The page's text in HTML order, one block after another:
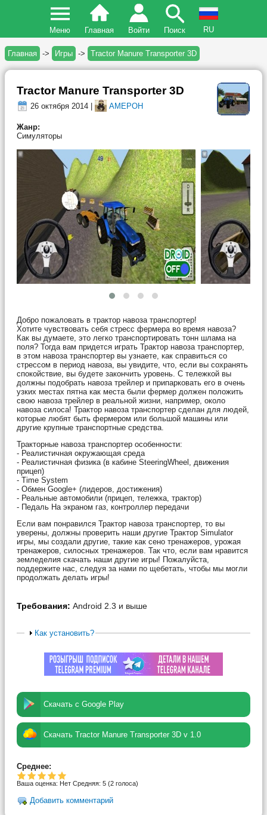
Меню Главная Войти Поиск RU
Главная -> Игры -> Tractor Manure Transporter 3D
Tractor Manure Transporter 3D
26 октября 2014 | AMEPOH
Жанр:
Симуляторы
Добро пожаловать в трактор навоза транспортер!
Хотите чувствовать себя стресс фермера во время навоза?
Как вы думаете, это легко транспортировать тонн шлама на
поля? Тогда вам придется играть Трактор навоза транспортер,
в этом навоза транспортер вы узнаете, как справиться со
стрессом в период навоза, вы увидите, что, если вы сохранять
спокойствие, вы будете закончить уровень. С тележкой вы
должны подобрать навоза трейлер и припарковать его в очень
узких местах пятна как места были фермер должен положить
свою навоза трейлер в реальной жизни, например, около
навоза силоса! Трактор навоза транспортер сделан для людей,
которые любят быть фермером или большой машины или
другие крупные транспортные средства.
Тракторные навоза транспортер особенности:
- Реалистичная окружающая среда
- Реалистичная физика (в кабине SteeringWheel, движения
прицеп)
- Time System
- Обмен Google+ (лидеров, достижения)
- Реальные автомобили (прицеп, тележка, трактор)
- Педаль На экраном газ, контроллер передачи
Если вам понравился Трактор навоза транспортер, то вы
уверены, должны проверить наши другие Трактор Simulator
игры, мы создали другие, такие как сено тренажеров, урожая
тренажеров, силосных тренажеров. Так что, если вам нравится
земледелия скачать наши другие игры! Пожалуйста,
поддержите нас, следуя за нами по щебетать, чтобы мы могли
продолжать делать игры!
Требования: Android 2.3 и выше
Как установить?
Скачать с Google Play
Скачать Tractor Manure Transporter 3D v 1.0
Среднее:
Ваша оценка: Нет Средняя: 5 (2 голоса)
Добавить комментарий